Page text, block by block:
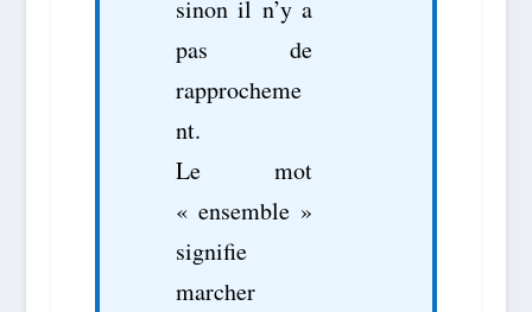
sinon il n’y a
pas de
rapprocheme
nt.
Le mot
« ensemble »
signifie
marcher